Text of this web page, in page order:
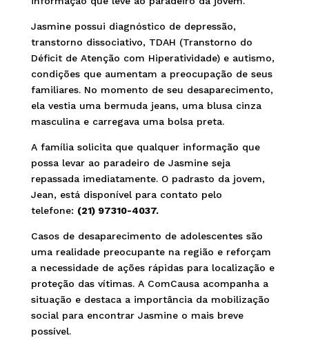
Jasmine possui diagnóstico de depressão,
transtorno dissociativo, TDAH (Transtorno do
Déficit de Atenção com Hiperatividade) e autismo,
condições que aumentam a preocupação de seus
familiares. No momento de seu desaparecimento,
ela vestia uma bermuda jeans, uma blusa cinza
masculina e carregava uma bolsa preta.
A família solicita que qualquer informação que
possa levar ao paradeiro de Jasmine seja
repassada imediatamente. O padrasto da jovem,
Jean, está disponível para contato pelo
telefone: (21) 97310-4037.
Casos de desaparecimento de adolescentes são
uma realidade preocupante na região e reforçam
a necessidade de ações rápidas para localização e
proteção das vítimas. A ComCausa acompanha a
situação e destaca a importância da mobilização
social para encontrar Jasmine o mais breve
possível.